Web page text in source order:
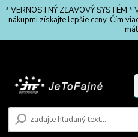
* VERNOSTNÝ ZĽAVOVÝ SYSTÉM
nákupmi získajte lepšie ceny. Čím